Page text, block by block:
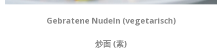
Gebratene Nudeln (vegetarisch)
炒面 (素)